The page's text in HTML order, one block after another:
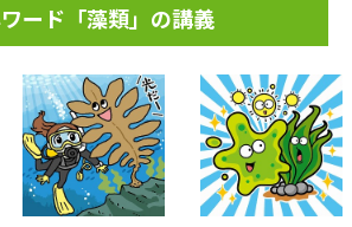
ード「藻類」の講義